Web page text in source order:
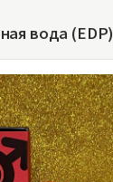
вода (EDP)